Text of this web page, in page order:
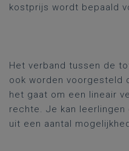
kostprijs wordt bepaald
Het verband tussen de
ook worden voorgesteld
het gaat om een lineair
rechte. Je kan
uit een aantal